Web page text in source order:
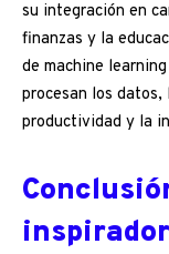
su integración en
finanzas y la
de machine
procesan los
productividad y la
inspirador